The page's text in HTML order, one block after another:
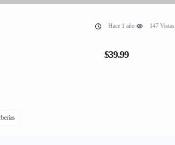
Hace 1 año 147 Vistas
$39.99